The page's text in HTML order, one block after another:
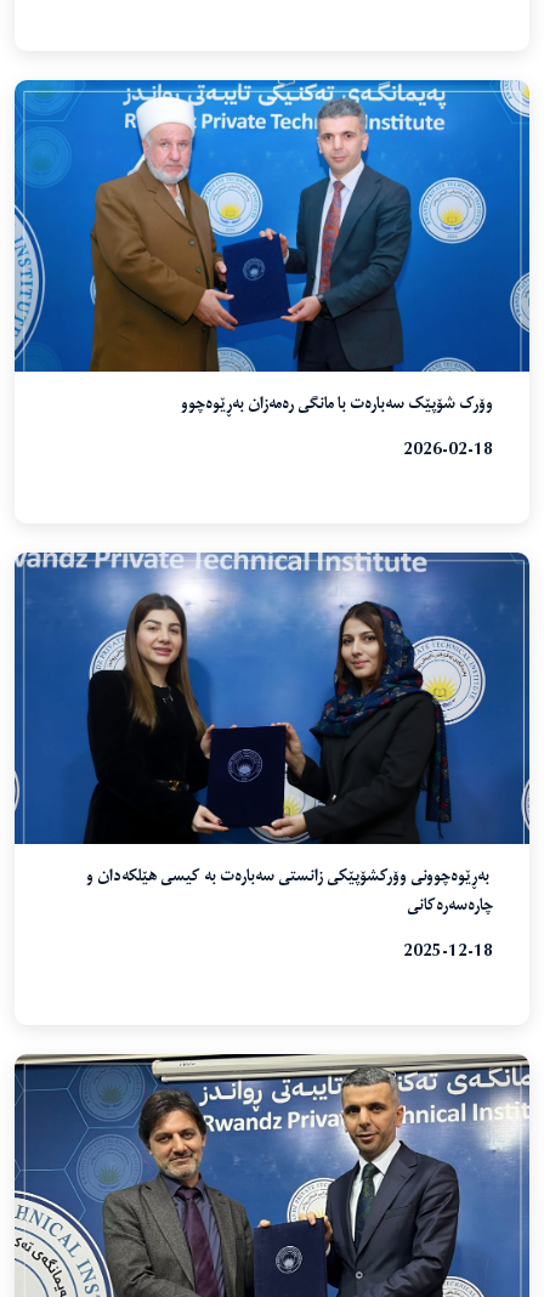
وۆرک شۆپێک سەبارەت با مانگی رەمەزان بەڕێوەچوو
2026-02-18
⁨ بەڕێوەچوونی وۆرکشۆپێکی زانستی سەبارەت بە کیسی هێلکەدان و
چارەسەرەکانی
2025-12-18